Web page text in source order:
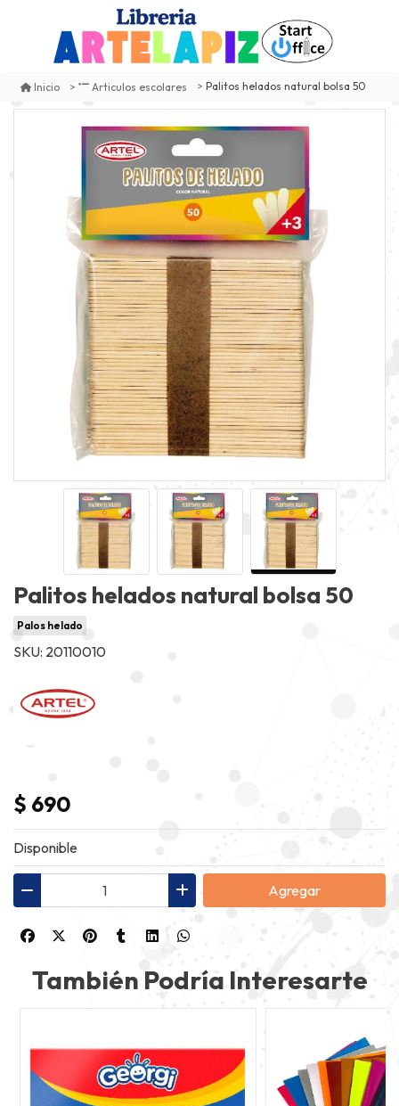
Inicio Articulos escolares Palitos helados natural bolsa 50
Palitos helados natural bolsa 50
Palos helado
SKU: 20110010
$ 690
Disponible
Agregar
También Podría Interesarte